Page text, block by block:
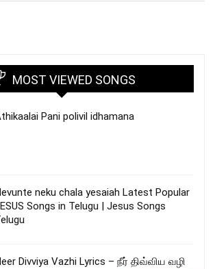
MOST VIEWED SONGS
Pani polivil idhamana
neku chala yesaiah Latest Popular
Songs in Telugu | Jesus Songs
Divviya Vazhi Lyrics – நீர் திவ்விய வழி